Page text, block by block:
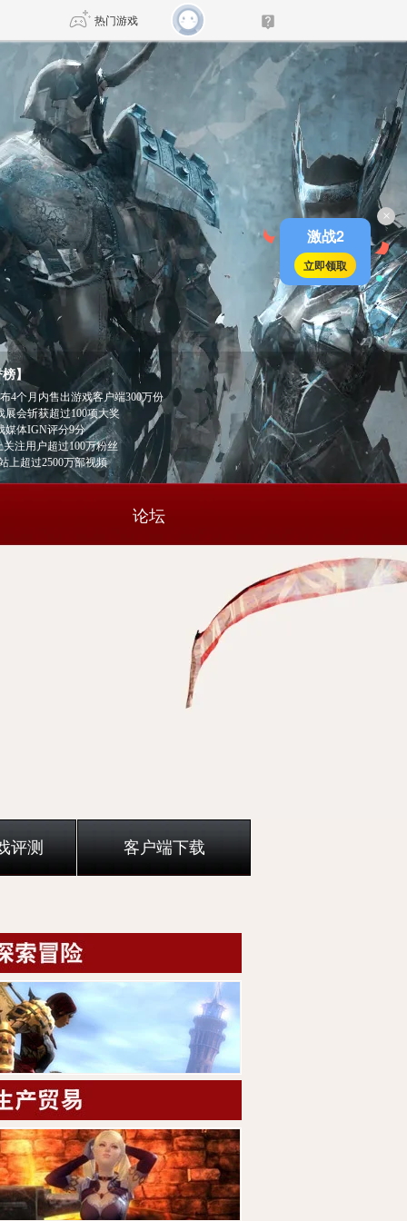
热门游戏
DNF 传奇4
剑网3旗舰版 新天龙八部
诛仙世界 新仙侠5
】
4个月内售出游戏客户端300万份
展会斩获超过100项大奖
媒体IGN评分9分
关注用户超过100万粉丝
上超过2500万部视频
论坛
评测 客户端下载
×
激战2
立即领取